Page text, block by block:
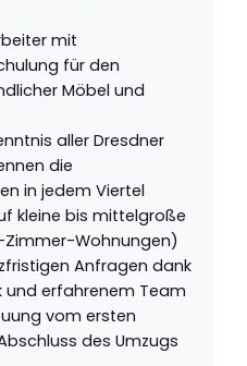
mit
für den
Möbel und
aller Dresdner
die
in jedem Viertel
kleine bis mittelgroße
Zimmer-Wohnungen)
Anfragen dank
und erfahrenem Team
vom ersten
des Umzugs